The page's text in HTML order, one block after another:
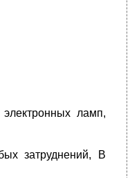
ламп,
затруднений, В